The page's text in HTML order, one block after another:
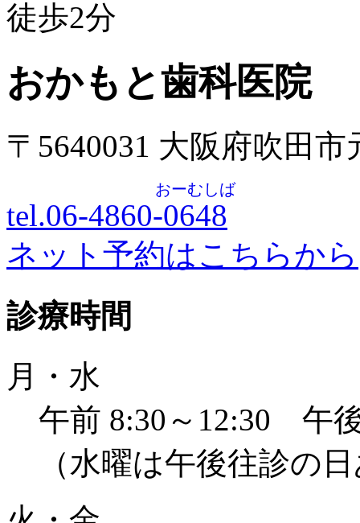
徒歩2分
おかもと歯科医院
〒5640031 大阪府吹田
tel.06-4860-0648
おーむしば
ネット予約はこちらから
診療時間
月・水
午前 8:30～12:30 午
（水曜は午後往診の